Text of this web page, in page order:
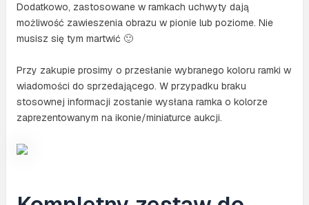
Dodatkowo, zastosowane w ramkach uchwyty dają
możliwość zawieszenia obrazu w pionie lub poziome. Nie
musisz się tym martwić 🙂
Przy zakupie prosimy o przesłanie wybranego koloru ramki w
wiadomości do sprzedającego. W przypadku braku
stosownej informacji zostanie wysłana ramka o kolorze
zaprezentowanym na ikonie/miniaturce aukcji.